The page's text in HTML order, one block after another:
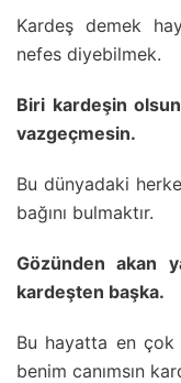
Kardeş demek
nefes diyebilmek.
Biri kardeşin
vazgeçmesin.
Bu dünyadaki
bağını bulmaktır.
Gözünden akan
kardeşten başka.
Bu hayatta en çok
benim canımsın